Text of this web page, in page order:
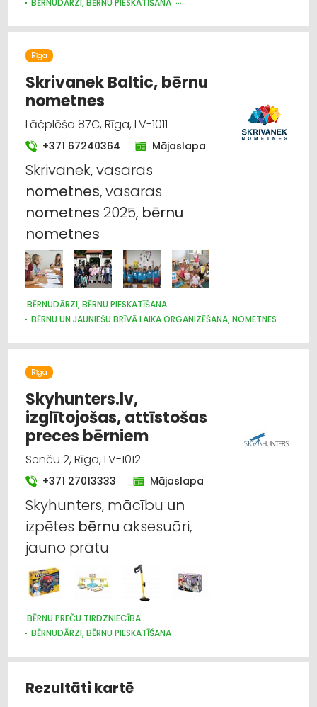
Rīga
Skrivanek Baltic, bērnu
nometnes
Lāčplēša 87C, Rīga, LV-1011
+371 67240364 Mājaslapa
Skrivanek, vasaras
nometnes, vasaras
nometnes 2025, bērnu
nometnes
BĒRNUDĀRZI, BĒRNU PIESKATĪŠANA
BĒRNU UN JAUNIEŠU BRĪVĀ LAIKA ORGANIZĒŠANA, NOMETNES
Rīga
Skyhunters.lv,
izglītojošas, attīstošas
preces bērniem
Senču 2, Rīga, LV-1012
+371 27013333 Mājaslapa
Skyhunters, mācību un
izpētes bērnu aksesuāri,
jauno prātu
BĒRNU PREČU TIRDZNIECĪBA
BĒRNUDĀRZI, BĒRNU PIESKATĪŠANA
BĒRNU UN JAUNIEŠU BRĪVĀ LAIKA ORGANIZĒŠANA, NOMETNES
SPORTA UN TŪRISMA PREČU TIRDZNIECĪBA
Rezultāti kartē